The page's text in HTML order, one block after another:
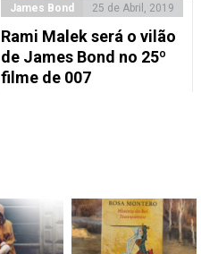
James Bond 25 de Abril, 2019
Rami Malek será o vilão
de James Bond no 25º
filme de 007